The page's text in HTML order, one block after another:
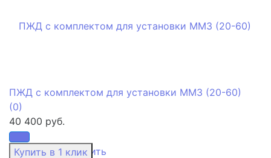
избранное сравнить
ПЖД с комплектом для установки ММЗ (20-60)
(0)
40 400 руб.